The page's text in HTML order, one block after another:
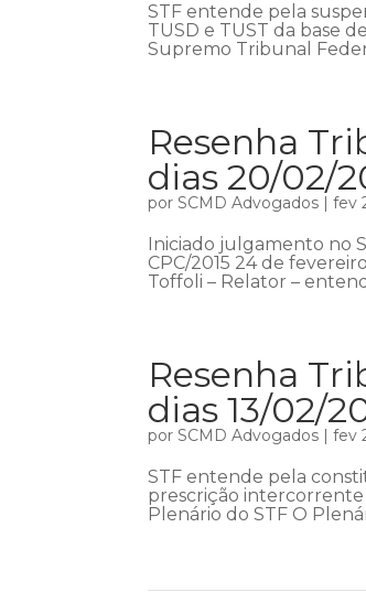
STF entende pela
TUSD e TUST da base
Supremo Tribunal
Resenha
dias 20/02/
porSCMD Advogados |fev
Iniciado julgamento no
CPC/2015 24 de
Toffoli – Relator –
Resenha
dias 13/02/
porSCMD Advogados |fev
STF entende pela
prescrição intercorrente
Plenário do STF O